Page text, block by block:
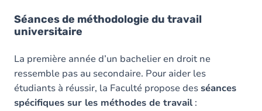
Séances de méthodologie du travail
universitaire
La première année d’un bachelier en droit ne
ressemble pas au secondaire. Pour aider les
étudiants à réussir, la Faculté propose des séances
spécifiques sur les méthodes de travail: